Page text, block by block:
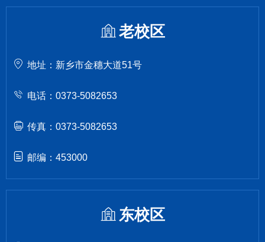
老校区
地址：新乡市金穗大道51号
电话：0373-5082653
传真：0373-5082653
邮编：453000
东校区